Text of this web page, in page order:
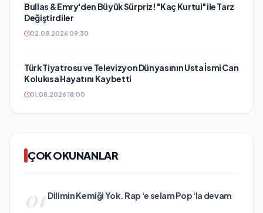
Bullas & Emry'den Büyük Sürpriz! "Kaç Kurtul" ile Tarz
Değiştirdiler
02.08.2026 09:30
Türk Tiyatrosu ve Televizyon Dünyasının Usta İsmi Can
Kolukısa Hayatını Kaybetti
01.08.2026 18:00
ÇOK OKUNANLAR
01 Dilimin Kemiği Yok. Rap ‘e selam Pop ‘la devam